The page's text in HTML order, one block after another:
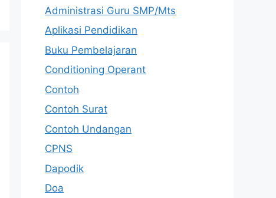
Administrasi Guru SMP/Mts
Aplikasi Pendidikan
Buku Pembelajaran
Conditioning Operant
Contoh
Contoh Surat
Contoh Undangan
CPNS
Dapodik
Doa